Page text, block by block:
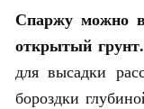
Спаржу можно
открытый грунт.
для высадки
бороздки